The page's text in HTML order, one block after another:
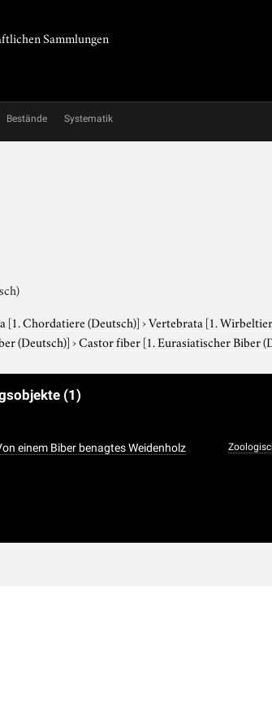
Sammlungen
Bestände Systematik
[1. Chordatiere (Deutsch)]›Vertebrata [1.
(Deutsch)]›Castor fiber[1. Eurasiatischer Biber
(1)
einem Biber benagtes Weidenholz